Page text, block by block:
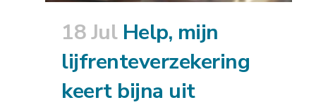
18 Jul Help, mijn
lijfrenteverzekering
keert bijna uit